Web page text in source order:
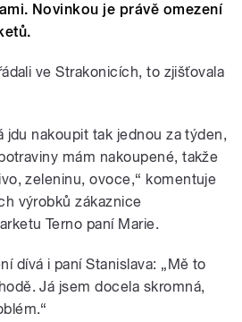
Novinkou je právě omezení
ve Strakonicích, to zjišťovala
jdu nakoupit tak jednou za týden,
mám nakoupené, takže
zeleninu, ovoce,“ komentuje
výrobků zákaznice
Terno paní Marie.
dívá i paní Stanislava: „Mě to
Já jsem docela skromná,